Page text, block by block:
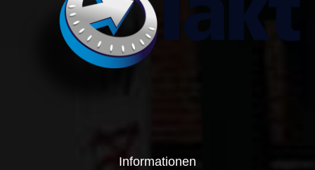
Informationen